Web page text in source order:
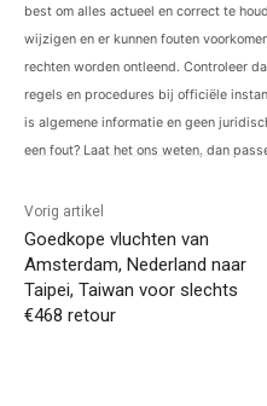
best om alles actueel en correct te
wijzigen en er kunnen fouten
rechten worden ontleend. Controleer
regels en procedures bij officiële
is algemene informatie en geen
een fout? Laat het ons weten, dan
Vorig artikel
Goedkope vluchten van
Amsterdam, Nederland naar
Taipei, Taiwan voor slechts
€468 retour